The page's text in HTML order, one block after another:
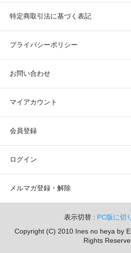
特定商取引法に基づく表記
プライバシーポリシー
お問い合わせ
マイアカウント
会員登録
ログイン
メルマガ登録・解除
表示切替 : PC版に切
Copyright (C) 2010 Ines no heya by
Rights